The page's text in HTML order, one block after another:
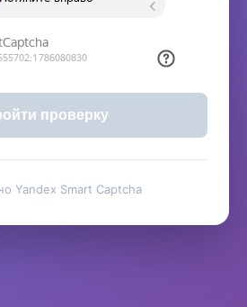
проверку
Yandex Smart Captcha